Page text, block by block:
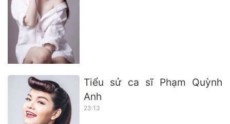
Tiểu sử ca sĩ Phạm Quỳnh
Anh
23:13